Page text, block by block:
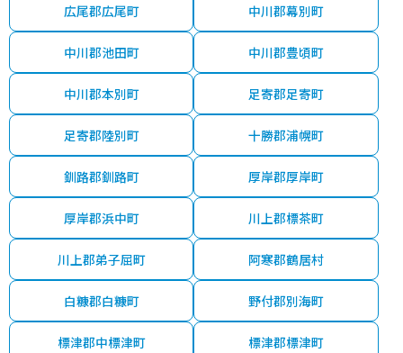
広尾郡広尾町 中川郡幕別町
中川郡池田町 中川郡豊頃町
中川郡本別町 足寄郡足寄町
足寄郡陸別町 十勝郡浦幌町
釧路郡釧路町 厚岸郡厚岸町
厚岸郡浜中町 川上郡標茶町
川上郡弟子屈町 阿寒郡鶴居村
白糠郡白糠町 野付郡別海町
標津郡中標津町 標津郡標津町